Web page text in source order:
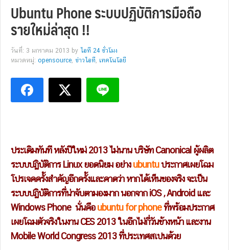
Ubuntu Phone ระบบปฏิบัติการมือถือ
รายใหม่ล่าสุด !!
วันที่: 3 มกราคม 2013 by ไอที 24 ชั่วโมง
หมวดหมู่: opensource, ข่าวไอที, เทคโนโลยี
ประเดิมทันที หลังปีใหม่ 2013 ไม่นาน บริษัท Canonical ผู้ผลิต
ระบบปฏิบัติการ Linux ยอดนิยม อย่างubuntuประกาศเผยโฉม
โปรเจคครั้งสำคัญอีกครั้งและคาดว่า หากได้เห็นของจริง จะเป็น
ระบบปฏิบัติการที่น่าจับตามองมาก นอกจาก iOS , Android และ
Windows Phone นั่นคือubuntu for phoneที่พร้อมประกาศ
เผยโฉมตัวจริงในงาน CES 2013 ในอีกไม่กี่วันข้างหน้า และงาน
Mobile World Congress 2013 ที่ประเทศสเปนด้วย